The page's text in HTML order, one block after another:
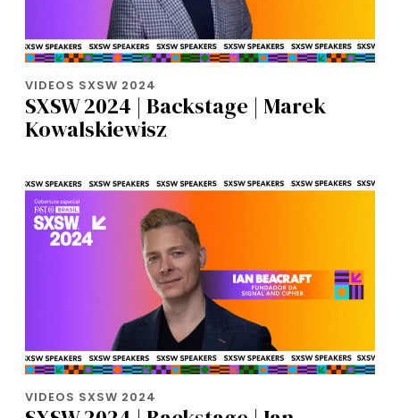
VIDEOS SXSW 2024
SXSW 2024 | Backstage | Marek
Kowalskiewisz
VIDEOS SXSW 2024